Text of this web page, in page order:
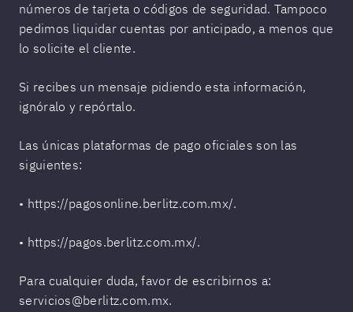
números de tarjeta o códigos de seguridad. Tampoco
pedimos liquidar cuentas por anticipado, a menos que
lo solicite el cliente.
Si recibes un mensaje pidiendo esta información,
ignóralo y repórtalo.
Las únicas plataformas de pago oficiales son las
siguientes:
• https://pagosonline.berlitz.com.mx/.
• https://pagos.berlitz.com.mx/.
Para cualquier duda, favor de escribirnos a:
servicios@berlitz.com.mx.